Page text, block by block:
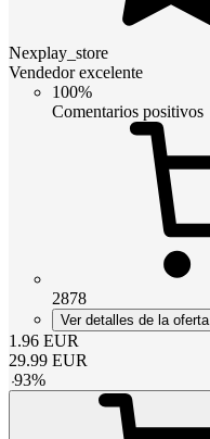
Nexplay_store
Vendedor excelente
100%
Comentarios positivos
2878
Ver detalles de la oferta
1.96 EUR
29.99 EUR
-93%